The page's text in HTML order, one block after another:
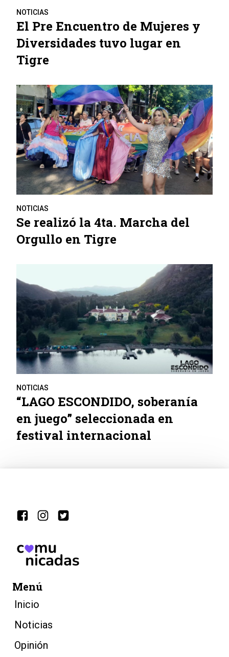
NOTICIAS
El Pre Encuentro de Mujeres y
Diversidades tuvo lugar en
Tigre
NOTICIAS
Se realizó la 4ta. Marcha del
Orgullo en Tigre
NOTICIAS
“LAGO ESCONDIDO, soberanía
en juego” seleccionada en
festival internacional
Menú
Inicio
Noticias
Opinión